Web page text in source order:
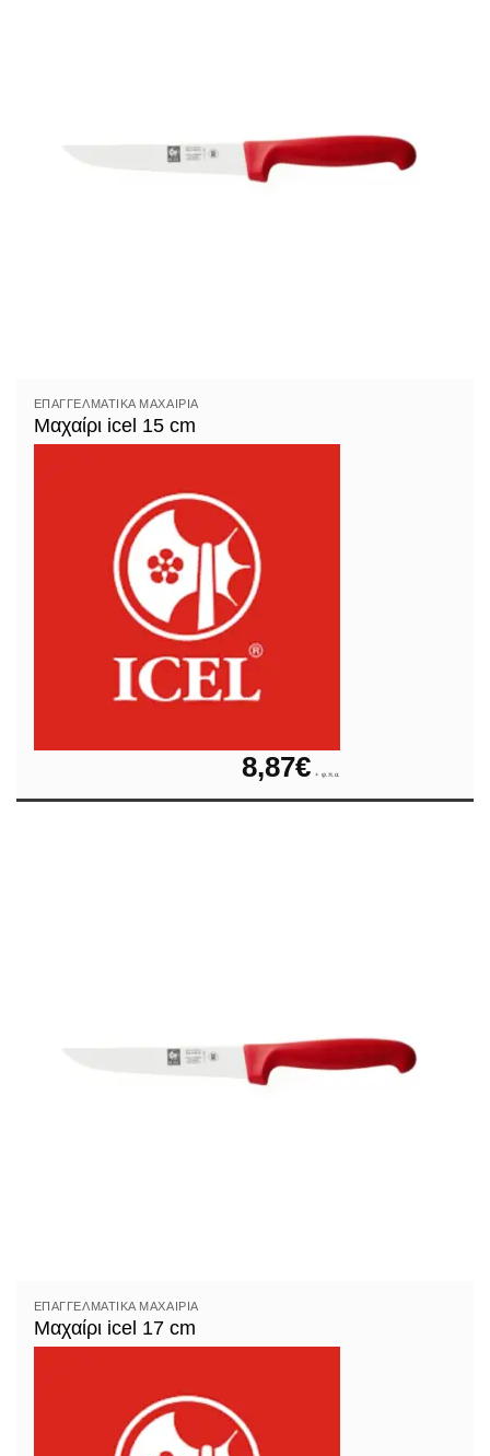
ΕΠΑΓΓΕΛΜΑΤΙΚΆ ΜΑΧΑΊΡΙΑ
Μαχαίρι icel 15 cm
8,87€ + φ.π.α.
ΕΠΑΓΓΕΛΜΑΤΙΚΆ ΜΑΧΑΊΡΙΑ
Μαχαίρι icel 17 cm